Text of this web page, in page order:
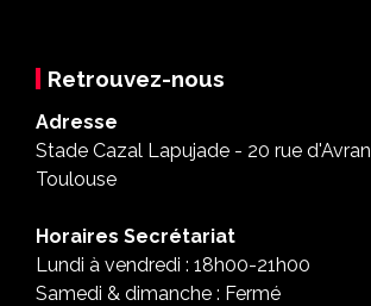
Retrouvez-nous
Adresse
Stade Cazal Lapujade - 20 rue
Toulouse
Horaires Secrétariat
Lundi à vendredi : 18h00-21h00
Samedi & dimanche : Fermé